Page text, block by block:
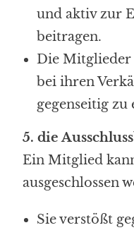
und aktiv zur
beitragen.
Die Mitglieder
bei ihren
gegenseitig zu
5. die
Ein Mitglied
ausgeschlossen
Sie verstößt